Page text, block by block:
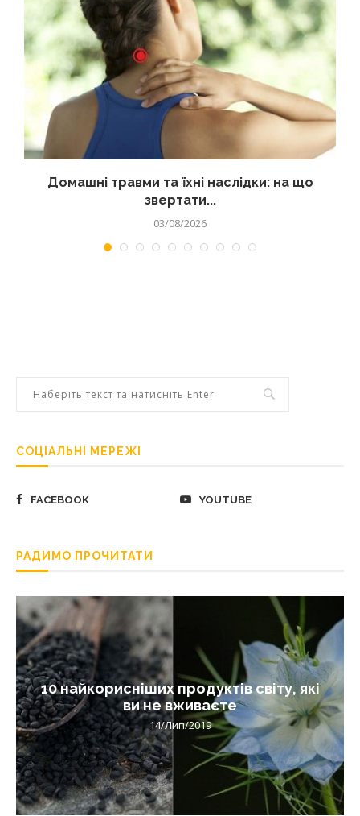
Домашні травми та їхні наслідки: на що
звертати...
03/08/2026
СОЦІАЛЬНІ МЕРЕЖІ
FACEBOOK YOUTUBE
РАДИМО ПРОЧИТАТИ
10 найкорисніших продуктів світу, які
ви не вживаєте
14/Лип/2019